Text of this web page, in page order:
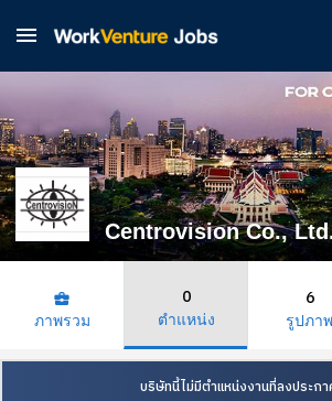

Centrovision Co.,
business_center
ภาพรวม
0
ตำแหน่ง
6
รูปภาพ
บริษัทนี้ไม่มีตำแหน่งงานที่ลงประก